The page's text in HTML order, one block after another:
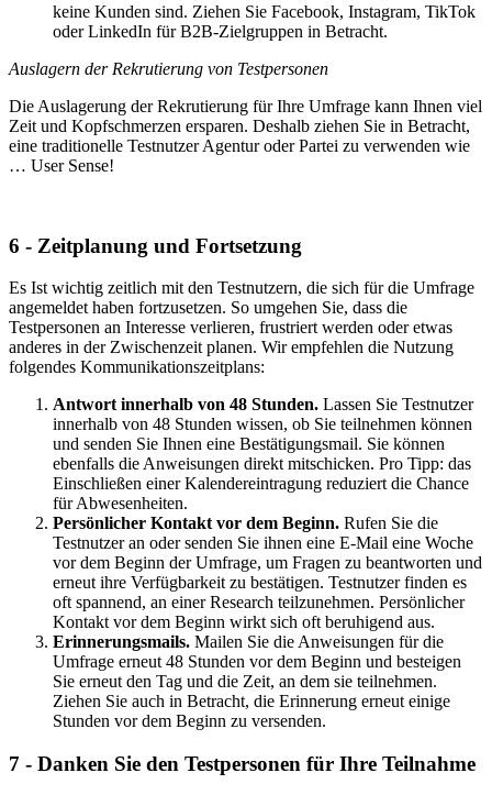
keine Kunden sind. Ziehen Sie Facebook, Instagram, TikTok
oder LinkedIn für B2B-Zielgruppen in Betracht.
Auslagern der Rekrutierung von Testpersonen
Die Auslagerung der Rekrutierung für Ihre Umfrage kann Ihnen viel
Zeit und Kopfschmerzen ersparen. Deshalb ziehen Sie in Betracht,
eine traditionelle Testnutzer Agentur oder Partei zu verwenden wie
… User Sense!
6 - Zeitplanung und Fortsetzung
Es Ist wichtig zeitlich mit den Testnutzern, die sich für die Umfrage
angemeldet haben fortzusetzen. So umgehen Sie, dass die
Testpersonen an Interesse verlieren, frustriert werden oder etwas
anderes in der Zwischenzeit planen. Wir empfehlen die Nutzung
folgendes Kommunikationszeitplans:
Antwort innerhalb von 48 Stunden. Lassen Sie Testnutzer
innerhalb von 48 Stunden wissen, ob Sie teilnehmen können
und senden Sie Ihnen eine Bestätigungsmail. Sie können
ebenfalls die Anweisungen direkt mitschicken. Pro Tipp: das
Einschließen einer Kalendereintragung reduziert die Chance
für Abwesenheiten.
Persönlicher Kontakt vor dem Beginn. Rufen Sie die
Testnutzer an oder senden Sie ihnen eine E-Mail eine Woche
vor dem Beginn der Umfrage, um Fragen zu beantworten und
erneut ihre Verfügbarkeit zu bestätigen. Testnutzer finden es
oft spannend, an einer Research teilzunehmen. Persönlicher
Kontakt vor dem Beginn wirkt sich oft beruhigend aus.
Erinnerungsmails. Mailen Sie die Anweisungen für die
Umfrage erneut 48 Stunden vor dem Beginn und besteigen
Sie erneut den Tag und die Zeit, an dem sie teilnehmen.
Ziehen Sie auch in Betracht, die Erinnerung erneut einige
Stunden vor dem Beginn zu versenden.
7 - Danken Sie den Testpersonen für Ihre Teilnahme